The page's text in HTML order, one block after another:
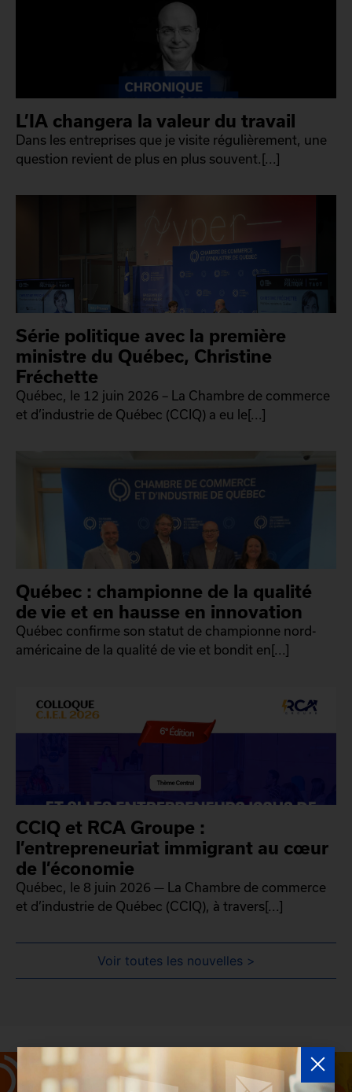
L’IA changera la valeur du travail
Dans les entreprises que je visite régulièrement, une
question revient de plus en plus souvent.[...]
Série politique avec la première
ministre du Québec, Christine
Fréchette
Québec, le 12 juin 2026 – La Chambre de commerce
et d’industrie de Québec (CCIQ) a eu le[...]
Québec : championne de la qualité
de vie et en hausse en innovation
Québec confirme son statut de championne nord-
américaine de la qualité de vie et bondit en[...]
CCIQ et RCA Groupe :
l’entrepreneuriat immigrant au cœur
de l’économie
Québec, le 8 juin 2026 — La Chambre de commerce
et d’industrie de Québec (CCIQ), à travers[...]
Voir toutes les nouvelles >